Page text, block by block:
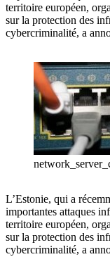
territoire européen,
sur la protection des
cybercriminalité, a
L’Estonie, qui a
importantes attaques
territoire européen,
sur la protection des
cybercriminalité, a